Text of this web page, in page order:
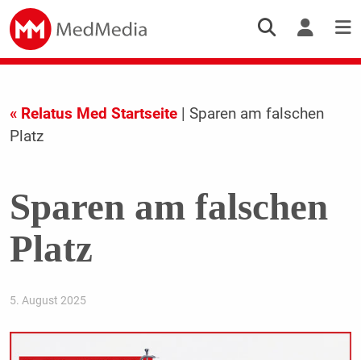
« Relatus Med Startseite| Sparen am falschen
Platz
Sparen am falschen
Platz
5. August 2025